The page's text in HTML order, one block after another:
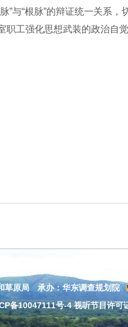
”与“根脉”的辩证统一关系
职工强化思想武装的政治自
草原局 承办：华东调查规划院
备10047111号-4视听节目许可